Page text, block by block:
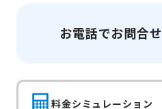
お電話でお問合せ
料金シミュレーション